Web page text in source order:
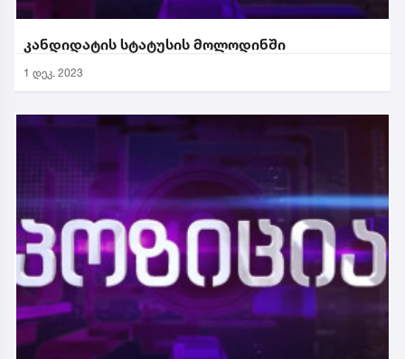
კანდიდატის სტატუსის მოლოდინში
1 დეკ. 2023